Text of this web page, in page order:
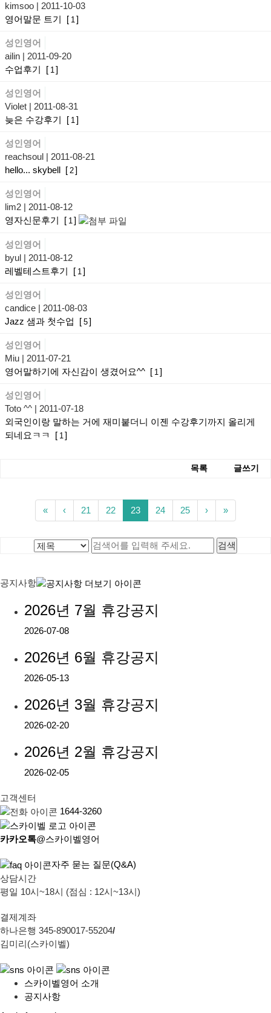
kimsoo | 2011-10-03
영어말문 트기
[ 1]
성인영어
ailin | 2011-09-20
수업후기
[ 1]
성인영어
Violet | 2011-08-31
늦은 수강후기
[ 1]
성인영어
reachsoul | 2011-08-21
hello... skybell [ 2]
성인영어
lim2 | 2011-08-12
영자신문후기
[ 1]
성인영어
byul | 2011-08-12
레벨테스트후기
[ 1]
성인영어
candice | 2011-08-03
Jazz 샘과 첫수업
[ 5]
성인영어
Miu | 2011-07-21
영어말하기에 자신감이 생겼어요^^ [ 1]
성인영어
Toto ^^ | 2011-07-18
외국인이랑 말하는 거에 재미붙더니 이젠 수강후기까지 올리게
되네요ㅋㅋ
[ 1]
목록 글쓰기
« ‹ 21 22 23 24 25 › »
공지사항
2026년 7월 휴강공지
2026-07-08
2026년 6월 휴강공지
2026-05-13
2026년 3월 휴강공지
2026-02-20
2026년 2월 휴강공지
2026-02-05
고객센터
1644-3260
카카오톡@스카이벨영어
자주 묻는 질문(Q&A)
상담시간
평일 10시~18시 (점심 : 12시~13시)
결제계좌
하나은행 345-890017-55204/
김미리(스카이벨)
스카이벨영어 소개
공지사항